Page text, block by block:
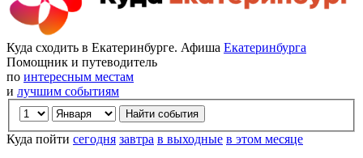
Куда сходить в Екатеринбурге. Афиша Екатеринбурга
Помощник и путеводитель
по интересным местам
и лучшим событиям
Куда пойти сегодня завтра в выходные в этом месяце